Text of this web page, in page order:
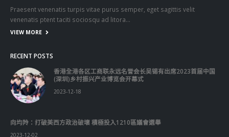
Praesent venenatis turpis vitae purus semper, eget sagittis velit
venenatis ptent taciti sociosqu ad litora…
VIEW MORE
RECENT POSTS
香港全港各区工商联永远名誉会长吴锡有出席2023首届中国
(深圳)乡村振兴产业博览会开幕式
2023-12-18
向均羚：打破美西方政治破壞 積極投入1210區議會選舉
2023-12-02